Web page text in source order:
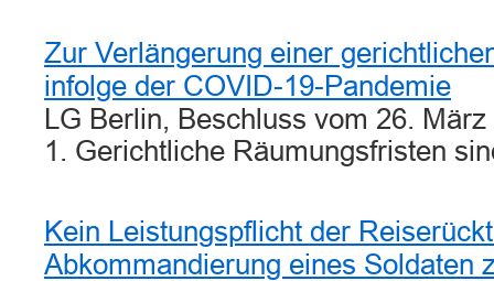
Zur Verlängerung einer
infolge der COVID-19-Pandemie
LG Berlin, Beschluss vom 26.
1. Gerichtliche Räumungsfristen
Kein Leistungspflicht der
Abkommandierung eines Soldaten